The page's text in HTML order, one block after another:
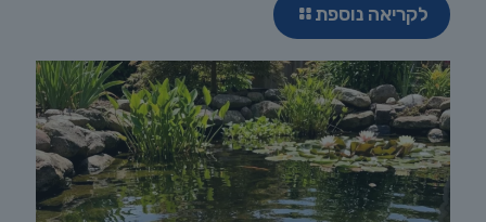
לקריאה נוספת